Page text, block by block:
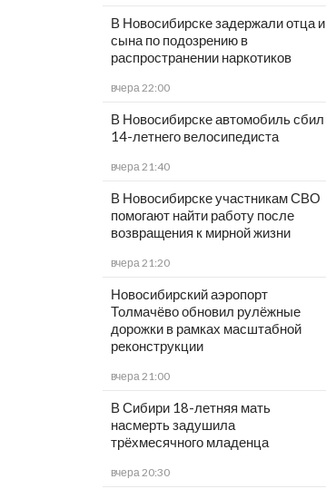
В Новосибирске задержали отца и
сына по подозрению в
распространении наркотиков
вчера 22:00
В Новосибирске автомобиль сбил
14-летнего велосипедиста
вчера 21:40
В Новосибирске участникам СВО
помогают найти работу после
возвращения к мирной жизни
вчера 21:20
Новосибирский аэропорт
Толмачёво обновил рулёжные
дорожки в рамках масштабной
реконструкции
вчера 21:00
В Сибири 18-летняя мать
насмерть задушила
трёхмесячного младенца
вчера 20:30